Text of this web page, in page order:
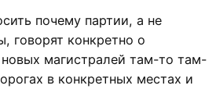
почему партии, а не
говорят конкретно о
новых магистралей там-то там-
в конкретных местах и